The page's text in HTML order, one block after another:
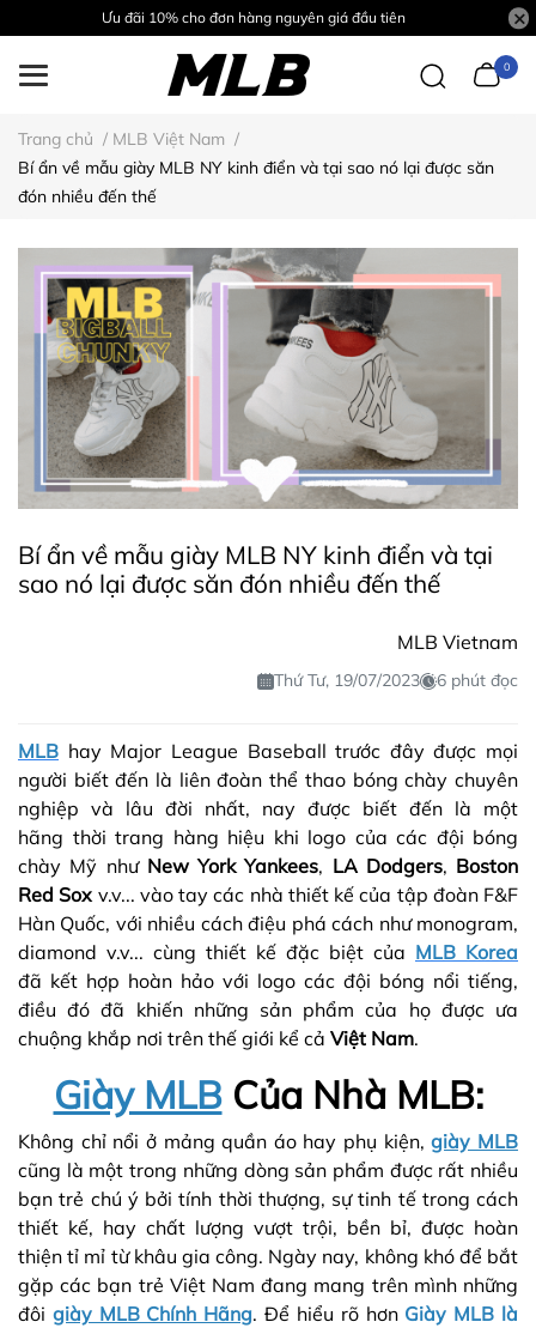
Ưu đãi 10% cho đơn hàng nguyên giá đầu tiên
0
Trang chủ / MLB Việt Nam /
Bí ẩn về mẫu giày MLB NY kinh điển và tại sao nó lại được săn
đón nhiều đến thế
Bí ẩn về mẫu giày MLB NY kinh điển và tại
sao nó lại được săn đón nhiều đến thế
MLB Vietnam
Thứ Tư, 19/07/2023 6 phút đọc
MLB hay Major League Baseball trước đây được mọi
người biết đến là liên đoàn thể thao bóng chày chuyên
nghiệp và lâu đời nhất, nay được biết đến là một
hãng thời trang hàng hiệu khi logo của các đội bóng
chày Mỹ như New York Yankees, LA Dodgers, Boston
Red Soxv.v... vào tay các nhà thiết kế của tập đoàn F&F
Hàn Quốc, với nhiều cách điệu phá cách như monogram,
diamond v.v... cùng thiết kế đặc biệt của MLB Korea
đã kết hợp hoàn hảo với logo các đội bóng nổi tiếng,
điều đó đã khiến những sản phẩm của họ được ưa
chuộng khắp nơi trên thế giới kể cả Việt Nam.
Giày MLBCủa Nhà MLB:
Không chỉ nổi ở mảng quần áo hay phụ kiện,giày MLB
cũng là một trong những dòng sản phẩm được rất nhiều
bạn trẻ chú ý bởi tính thời thượng, sự tinh tế trong cách
thiết kế, hay chất lượng vượt trội, bền bỉ, được hoàn
thiện tỉ mỉ từ khâu gia công. Ngày nay, không khó để bắt
gặp các bạn trẻ Việt Nam đang mang trên mình những
đôi giày MLB Chính Hãng. Để hiểu rõ hơn Giày MLB là